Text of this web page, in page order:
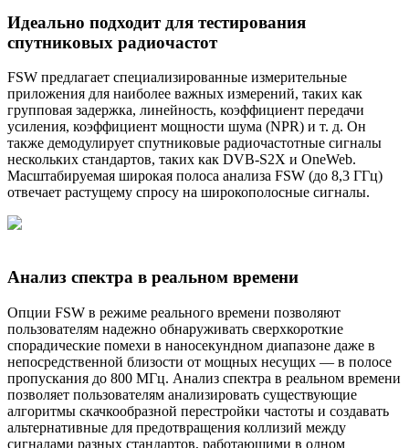
Идеально подходит для тестирования
спутниковых радиочастот
FSW предлагает специализированные измерительные
приложения для наиболее важных измерений, таких как
групповая задержка, линейность, коэффициент передачи
усиления, коэффициент мощности шума (NPR) и т. д. Он
также демодулирует спутниковые радиочастотные сигналы
нескольких стандартов, таких как DVB-S2X и OneWeb.
Масштабируемая широкая полоса анализа FSW (до 8,3 ГГц)
отвечает растущему спросу на широкополосные сигналы.
Анализ спектра в реальном времени
Опции FSW в режиме реального времени позволяют
пользователям надежно обнаруживать сверхкороткие
спорадические помехи в наносекундном диапазоне даже в
непосредственной близости от мощных несущих — в полосе
пропускания до 800 МГц. Анализ спектра в реальном времени
позволяет пользователям анализировать существующие
алгоритмы скачкообразной перестройки частоты и создавать
альтернативные для предотвращения коллизий между
сигналами разных стандартов, работающими в одном